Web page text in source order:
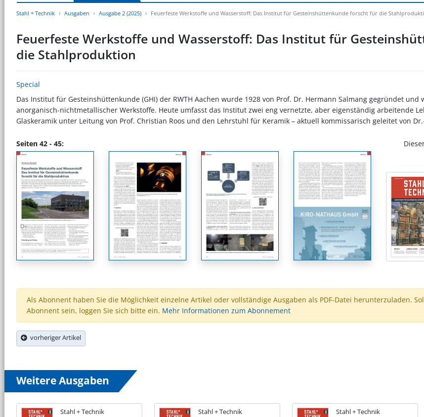
Stahl + Technik Ausgaben Ausgabe 2 (2025) Feuerfeste Werkstoffe und Wasserstoff: Das Institut für Gesteinshüttenkunde forscht für die
Feuerfeste Werkstoffe und Wasserstoff: Das Institut für
die Stahlproduktion
Special
Das Institut für Gesteinshüttenkunde (GHI) der RWTH Aachen wurde 1928 von Prof. Dr. Hermann Salmang gegründet
anorganisch-nichtmetallischer Werkstoffe. Heute umfasst das Institut zwei eng vernetzte, aber eigenständig arbeitende
Glaskeramik unter Leitung von Prof. Christian Roos und den Lehrstuhl für Keramik – aktuell kommissarisch geleitet von
Seiten 42 - 45:
Als Abonnent haben Sie die Möglichkeit einzelne Artikel oder vollständige Ausgaben als PDF-Datei herunterzuladen.
Abonnent sein, loggen Sie sich bitte ein. Mehr Informationen zum Abonnement
vorheriger Artikel
Weitere Ausgaben
Stahl + Technik Stahl + Technik Stahl + Technik